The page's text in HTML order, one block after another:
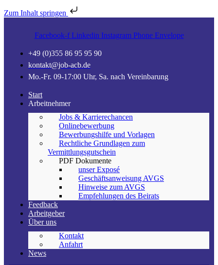
Zum Inhalt springen
Facebook-f Linkedin Instagram Phone Envelope
+49 (0)355 86 95 95 90
kontakt@job-acb.de
Mo.-Fr. 09-17:00 Uhr, Sa. nach Vereinbarung
Start
Arbeitnehmer
Jobs & Karrierechancen
Onlinebewerbung
Bewerbungshilfe und Vorlagen
Rechtliche Grundlagen zum
Vermittlungsgutschein
PDF Dokumente
unser Exposé
Geschäftsanweisung AVGS
Hinweise zum AVGS
Empfehlungen des Beirats
Feedback
Arbeitgeber
Über uns
Kontakt
Anfahrt
News